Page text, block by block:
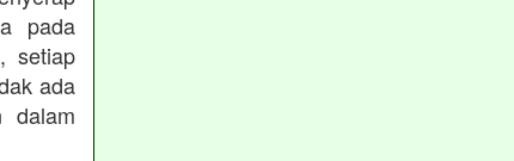
pada
setiap
ada
dalam